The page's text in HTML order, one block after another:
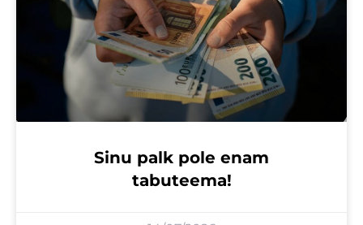
Sinu palk pole enam
tabuteema!